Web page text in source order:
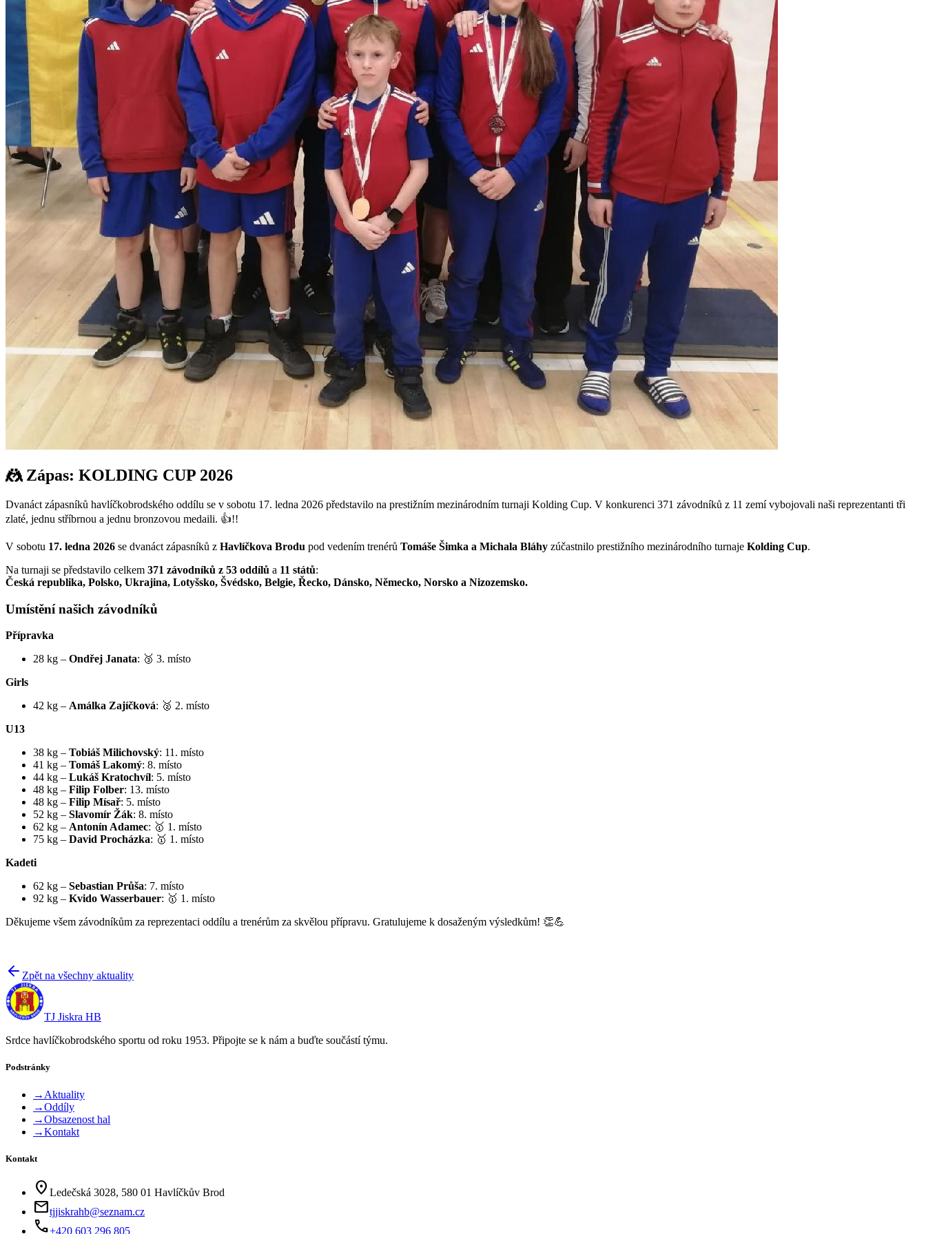
🤼 Zápas: KOLDING CUP 2026
Dvanáct zápasníků havlíčkobrodského oddílu se v sobotu 17. ledna 2026 představilo na prestižním mezinárodním turnaji Kolding Cup. V konkurenci 371 závodníků z 11 zemí vybojovali naši reprezentanti tři
zlaté, jednu stříbrnou a jednu bronzovou medaili. 👍!!
V sobotu 17. ledna 2026 se dvanáct zápasníků z Havlíčkova Brodu pod vedením trenérů Tomáše Šimka a Michala Bláhy zúčastnilo prestižního mezinárodního turnaje Kolding Cup.
Na turnaji se představilo celkem 371 závodníků z 53 oddílů a 11 států:
Česká republika, Polsko, Ukrajina, Lotyšsko, Švédsko, Belgie, Řecko, Dánsko, Německo, Norsko a Nizozemsko.
Umístění našich závodníků
Přípravka
28 kg – Ondřej Janata: 🥉 3. místo
Girls
42 kg – Amálka Zajíčková: 🥈 2. místo
U13
38 kg – Tobiáš Milichovský: 11. místo
41 kg – Tomáš Lakomý: 8. místo
44 kg – Lukáš Kratochvíl: 5. místo
48 kg – Filip Folber: 13. místo
48 kg – Filip Mísař: 5. místo
52 kg – Slavomír Žák: 8. místo
62 kg – Antonín Adamec: 🥇 1. místo
75 kg – David Procházka: 🥇 1. místo
Kadeti
62 kg – Sebastian Průša: 7. místo
92 kg – Kvido Wasserbauer: 🥇 1. místo
Děkujeme všem závodníkům za reprezentaci oddílu a trenérům za skvělou přípravu. Gratulujeme k dosaženým výsledkům! 👏💪
Zpět na všechny aktuality
TJ Jiskra HB
Srdce havlíčkobrodského sportu od roku 1953. Připojte se k nám a buďte součástí týmu.
Podstránky
→ Aktuality
→Oddíly
→Obsazenost hal
→Kontakt
Kontakt
location_on Ledečská 3028, 580 01 Havlíčkův Brod
mailtjjiskrahb@seznam.cz
phone+420 603 296 805